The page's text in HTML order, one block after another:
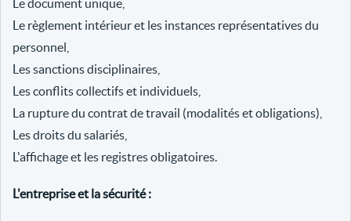
Le document unique,
Le règlement intérieur et les instances représentatives du
personnel,
Les sanctions disciplinaires,
Les conflits collectifs et individuels,
La rupture du contrat de travail (modalités et obligations),
Les droits du salariés,
L'affichage et les registres obligatoires.
L'entreprise et la sécurité :